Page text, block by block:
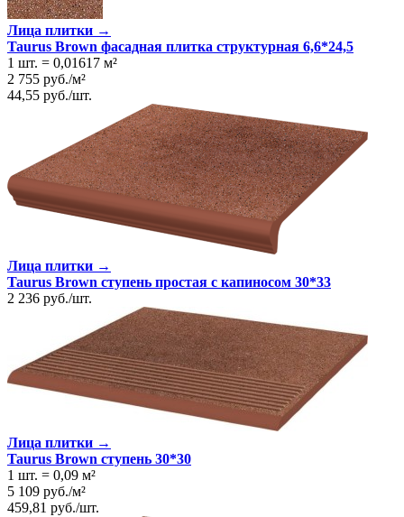
Лица плитки →
Taurus Brown фасадная плитка структурная 6,6*24,5
1 шт. = 0,01617 м²
2 755 руб./м²
44,55 руб./шт.
Лица плитки →
Taurus Brown ступень простая с капиносом 30*33
2 236 руб./шт.
Лица плитки →
Taurus Brown ступень 30*30
1 шт. = 0,09 м²
5 109 руб./м²
459,81 руб./шт.